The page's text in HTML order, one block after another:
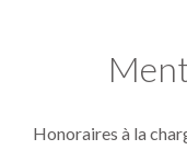
Honoraires à la